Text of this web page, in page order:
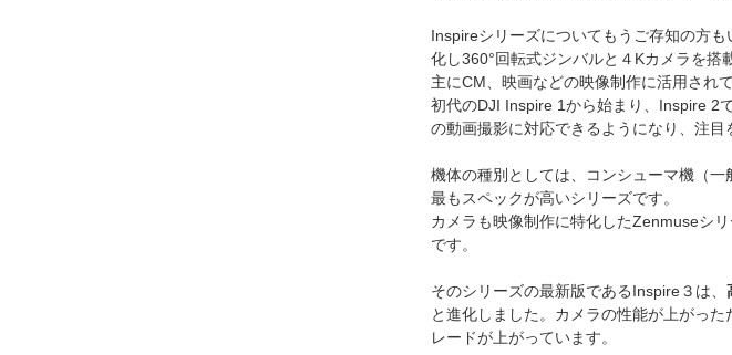
Inspireシリーズについてもうご存知の方
化し360°回転式ジンバルと４Kカメラを搭
主にCM、映画などの映像制作に活用されて
初代のDJI Inspire 1から始まり、Inspire 2
の動画撮影に対応できるようになり、注目
機体の種別としては、コンシューマ機（
最もスペックが高いシリーズです。
カメラも映像制作に特化したZenmuseシ
です。
そのシリーズの最新版であるInspire３は、
と進化しました。カメラの性能が上がっ
レードが上がっています。